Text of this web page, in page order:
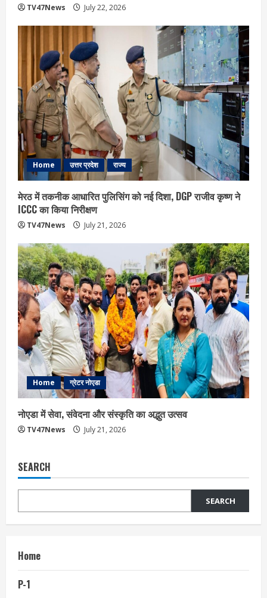
TV47News July 22, 2026
Home उत्तर प्रदेश राज्य
मेरठ में तकनीक आधारित पुलिसिंग को नई दिशा, DGP राजीव कृष्ण ने
ICCC का किया निरीक्षण
TV47News July 21, 2026
Home ग्रेटर नोएडा
नोएडा में सेवा, संवेदना और संस्कृति का अद्भुत उत्सव
TV47News July 21, 2026
SEARCH
SEARCH
Home
P-1